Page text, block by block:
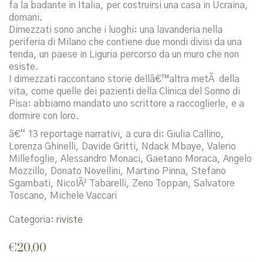
fa la badante in Italia, per costruirsi una casa in Ucraina,
domani.
Dimezzati sono anche i luoghi: una lavanderia nella
periferia di Milano che contiene due mondi divisi da una
tenda, un paese in Liguria percorso da un muro che non
esiste.
I dimezzati raccontano storie dellâ€™altra metÃ della
vita, come quelle dei pazienti della Clinica del Sonno di
Pisa: abbiamo mandato uno scrittore a raccoglierle, e a
dormire con loro.
â€“ 13 reportage narrativi, a cura di: Giulia Callino,
Lorenza Ghinelli, Davide Gritti, Ndack Mbaye, Valerio
Millefoglie, Alessandro Monaci, Gaetano Moraca, Angelo
Mozzillo, Donato Novellini, Martino Pinna, Stefano
Sgambati, NicolÃ² Tabarelli, Zeno Toppan, Salvatore
Toscano, Michele Vaccari
Categoria: riviste
€20,00